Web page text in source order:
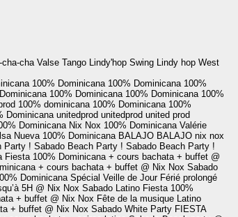
cha Valse Tango Lindy'hop Swing Lindy hop West
100% Dominicana 100% Dominicana 100%
100% Dominicana 100% Dominicana 100%
100% dominicana 100% Dominicana 100%
Dominicana unitedprod unitedprod united prod
Dominicana Nix Nox 100% Dominicana Valérie
Nueva 100% Dominicana BALAJO BALAJO nix nox
Party ! Sabado Beach Party ! Sabado Beach Party !
Fiesta 100% Dominicana + cours bachata + buffet @
+ cours bachata + buffet @ Nix Nox Sabado
Dominicana Spécial Veille de Jour Férié prolongé
5H @ Nix Nox Sabado Latino Fiesta 100%
+ buffet @ Nix Nox Fête de la musique Latino
+ buffet @ Nix Nox Sabado White Party FIESTA